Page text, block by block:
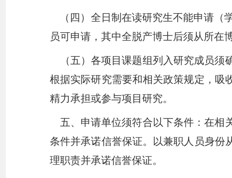
（四） 全日制在读研究生不能申请（
员可申请，其中全脱产博士后须从所在
（五） 各项目课题组列入研究成员须
根据实际研究需要和相关政策规定，吸
精力承担或参与项目研究。
五、 申请单位须符合以下条件：在相
条件并承诺信誉保证。以兼职人员身份
理职责并承诺信誉保证。